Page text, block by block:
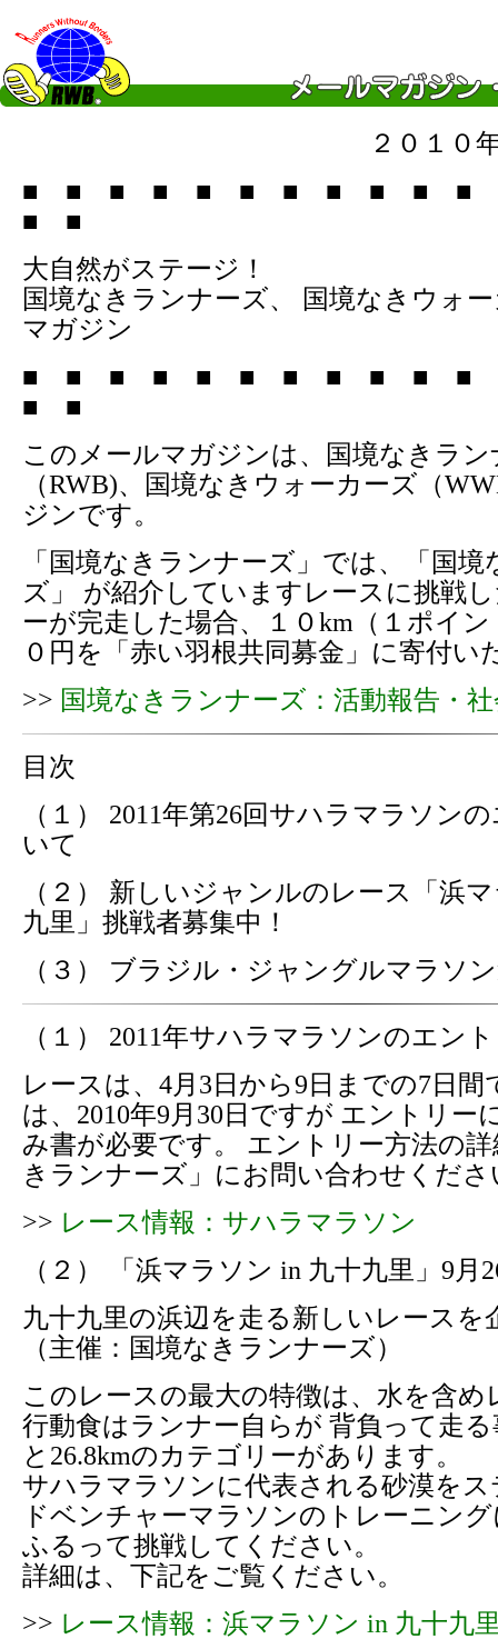
２０１０
■ ■ ■ ■ ■ ■ ■ ■ ■ ■
■ ■
大自然がステージ！
国境なきランナーズ、 国境なきウォ
マガジン
■ ■ ■ ■ ■ ■ ■ ■ ■ ■
■ ■
このメールマガジンは、国境なきラン
（RWB)、国境なきウォーカーズ（
ジンです。
「国境なきランナーズ」では、「国
ズ」 が紹介していますレースに挑戦
ーが完走した場合、１０km（１ポイ
０円を「赤い羽根共同募金」に寄付い
>> 国境なきランナーズ：活動報告・
目次
（１） 2011年第26回サハラマラソン
いて
（２） 新しいジャンルのレース「浜
九里」挑戦者募集中！
（３） ブラジル・ジャングルマラソ
（１） 2011年サハラマラソンのエン
レースは、4月3日から9日までの7日間
は、2010年9月30日ですが エントリー
み書が必要です。 エントリー方法の
きランナーズ」にお問い合わせくださ
>> レース情報：サハラマラソン
（２） 「浜マラソン in 九十九里」9月
九十九里の浜辺を走る新しいレースを
（主催：国境なきランナーズ）
このレースの最大の特徴は、水を含め
行動食はランナー自らが 背負って走る
と26.8kmのカテゴリーがあります。
サハラマラソンに代表される砂漠を
ドベンチャーマラソンのトレーニン
ふるって挑戦してください。
詳細は、下記をご覧ください。
>> レース情報：浜マラソン in 九十九